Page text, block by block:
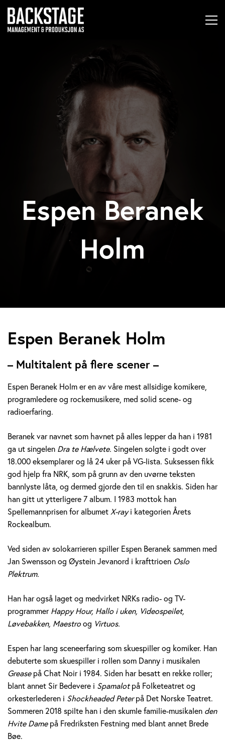
Espen Beranek
Holm
E
p
e
n
B
e
r
a
n
e
k
H
o
l
m
Espen Beranek Holm
– Multitalent på flere scener –
Espen Beranek Holm er en av våre mest allsidige komikere,
programledere og rockemusikere, med solid scene- og
radioerfaring.
Beranek var navnet som havnet på alles lepper da han i 1981
ga ut singelen Dra te Hælvete. Singelen solgte i godt over
18.000 eksemplarer og lå 24 uker på VG-lista. Suksessen fikk
god hjelp fra NRK, som på grunn av den uvørne teksten
bannlyste låta, og dermed gjorde den til en snakkis. Siden har
han gitt ut ytterligere 7 album. I 1983 mottok han
Spellemannprisen for albumetX-rayi kategorien Årets
Rockealbum.
Ved siden av solokarrieren spiller Espen Beranek sammen med
Jan Swensson og Øystein Jevanord i krafttrioen Oslo
Plektrum.
Han har også laget og medvirket NRKs radio- og TV-
programmerHappy Hour, Hallo i uken, Videospeilet,
Løvebakken, Maestroog Virtuos.
Espen har lang sceneerfaring som skuespiller og komiker. Han
debuterte som skuespiller i rollen som Danny i musikalen
Greasepå Chat Noir i 1984. Siden har besatt en rekke roller;
blant annet Sir Bedevere i Spamalotpå Folketeatret og
orkesterlederen i Shockheaded Peterpå Det Norske Teatret.
Sommeren 2018 spilte han i den skumle familie-musikalen den
Hvite Damepå Fredriksten Festning med blant annet Brede
Bøe.